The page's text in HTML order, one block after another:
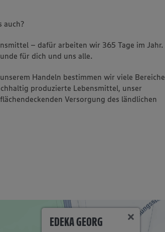
auch?
– dafür arbeiten wir 365 Tage im Jahr.
für dich und uns alle.
Handeln bestimmen wir viele Bereiche
produzierte Lebensmittel, unser
Versorgung des ländlichen
EDEKA GEORG